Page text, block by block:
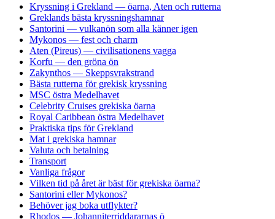
Kryssning i Grekland — öarna, Aten och rutterna
Greklands bästa kryssningshamnar
Santorini — vulkanön som alla känner igen
Mykonos — fest och charm
Aten (Pireus) — civilisationens vagga
Korfu — den gröna ön
Zakynthos — Skeppsvrakstrand
Bästa rutterna för grekisk kryssning
MSC östra Medelhavet
Celebrity Cruises grekiska öarna
Royal Caribbean östra Medelhavet
Praktiska tips för Grekland
Mat i grekiska hamnar
Valuta och betalning
Transport
Vanliga frågor
Vilken tid på året är bäst för grekiska öarna?
Santorini eller Mykonos?
Behöver jag boka utflykter?
Rhodos — Johanniterriddararnas ö